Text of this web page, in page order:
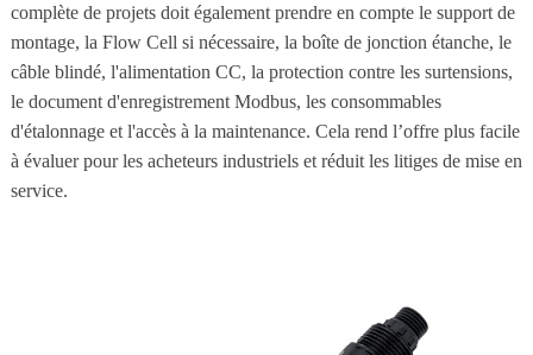
complète de projets doit également prendre en compte le support de
montage, la Flow Cell si nécessaire, la boîte de jonction étanche, le
câble blindé, l'alimentation CC, la protection contre les surtensions,
le document d'enregistrement Modbus, les consommables
d'étalonnage et l'accès à la maintenance. Cela rend l’offre plus facile
à évaluer pour les acheteurs industriels et réduit les litiges de mise en
service.